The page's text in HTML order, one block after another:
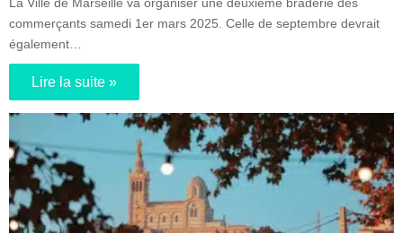
commerçants samedi 1er mars 2025. Celle de septembre devrait
également…
Lire la suite »